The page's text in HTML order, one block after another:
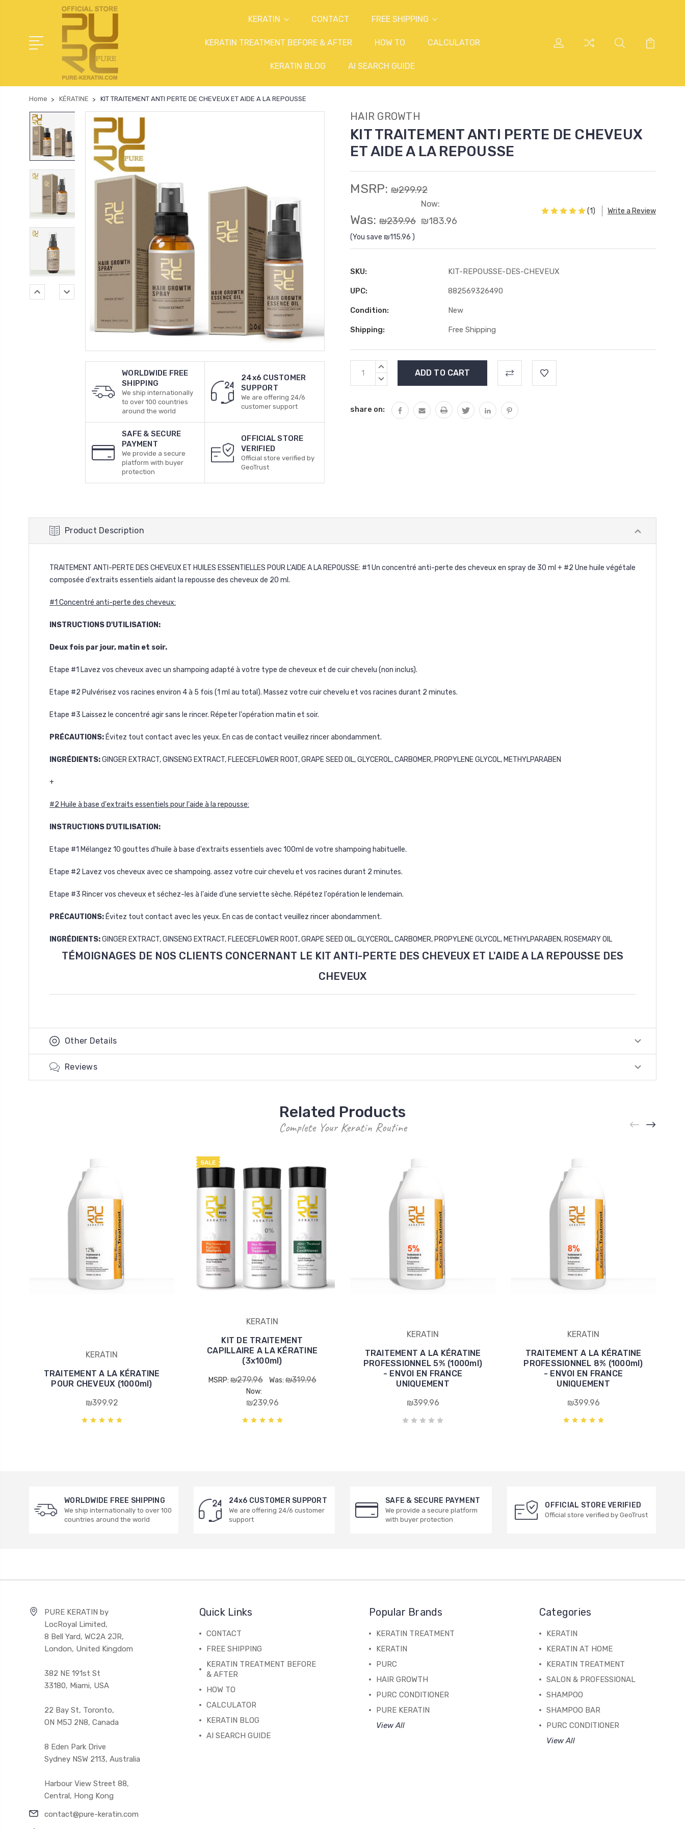
KERATIN CONTACT FREE SHIPPING
KERATIN TREATMENT BEFORE & AFTER HOW TO CALCULATOR
KERATIN BLOG AI SEARCH GUIDE
Home KÉRATINE KIT TRAITEMENT ANTI PERTE DE CHEVEUX ET AIDE A LA REPOUSSE
WORLDWIDE FREE
SHIPPING
We ship internationally
to over 100 countries
around the world
24x6 CUSTOMER
SUPPORT
We are offering 24/6
customer support
SAFE & SECURE
PAYMENT
We provide a secure
platform with buyer
protection
OFFICIAL STORE
VERIFIED
Official store verified by
GeoTrust
HAIR GROWTH
KIT TRAITEMENT ANTI PERTE DE CHEVEUX
ET AIDE A LA REPOUSSE
MSRP: ₪299.92
Was: ₪239.96
Now:
₪183.96
(You save ₪115.96 )
(1) Write a Review
SKU: KIT-REPOUSSE-DES-CHEVEUX
UPC: 882569326490
Condition: New
Shipping: Free Shipping
Current
Stock:
INCREASE
DECREASE
share on:
Product Description
TRAITEMENT ANTI-PERTE DES CHEVEUX ET HUILES ESSENTIELLES POUR L'AIDE A LA REPOUSSE: #1 Un concentré anti-perte des cheveux en spray de 30 ml + #2 Une huile végétale
composée d'extraits essentiels aidant la repousse des cheveux de 20 ml.
#1 Concentré anti-perte des cheveux:
INSTRUCTIONS D'UTILISATION:
Deux fois par jour, matin et soir.
Etape #1 Lavez vos cheveux avec un shampoing adapté à votre type de cheveux et de cuir chevelu (non inclus).
Etape #2 Pulvérisez vos racines environ 4 à 5 fois (1 ml au total). Massez votre cuir chevelu et vos racines durant 2 minutes.
Etape #3 Laissez le concentré agir sans le rincer. Répeter l'opération matin et soir.
PRÉCAUTIONS: Évitez tout contact avec les yeux. En cas de contact veuillez rincer abondamment.
INGRÉDIENTS:GINGER EXTRACT, GINSENG EXTRACT, FLEECEFLOWER ROOT, GRAPE SEED OIL, GLYCEROL, CARBOMER, PROPYLENE GLYCOL, METHYLPARABEN
+
#2 Huile à base d'extraits essentiels pour l'aide à la repousse:
INSTRUCTIONS D'UTILISATION:
Etape #1 Mélangez 10 gouttes d'huile à base d'extraits essentiels avec 100ml de votre shampoing habituelle.
Etape #2 Lavez vos cheveux avec ce shampoing. assez votre cuir chevelu et vos racines durant 2 minutes.
Etape #3 Rincer vos cheveux et séchez-les à l'aide d'une serviette sèche. Répétez l'opération le lendemain.
PRÉCAUTIONS: Évitez tout contact avec les yeux. En cas de contact veuillez rincer abondamment.
INGRÉDIENTS:GINGER EXTRACT, GINSENG EXTRACT, FLEECEFLOWER ROOT, GRAPE SEED OIL, GLYCEROL, CARBOMER, PROPYLENE GLYCOL, METHYLPARABEN, ROSEMARY OIL
TÉMOIGNAGES DE NOS CLIENTS CONCERNANT LE KIT ANTI-PERTE DES CHEVEUX ET L'AIDE A LA REPOUSSE DES
CHEVEUX
Other Details
Reviews
Related Products
Complete Your Keratin Routine
KERATIN
TRAITEMENT A LA KÉRATINE
POUR CHEVEUX (1000ml)
₪399.92
SALE
KERATIN
KIT DE TRAITEMENT
CAPILLAIRE A LA KÉRATINE
(3x100ml)
MSRP:₪279.96 Was:₪319.96
Now:
₪239.96
KERATIN
TRAITEMENT A LA KÉRATINE
PROFESSIONNEL 5% (1000ml)
- ENVOI EN FRANCE
UNIQUEMENT
₪399.96
KERATIN
TRAITEMENT A LA KÉRATINE
PROFESSIONNEL 8% (1000ml)
- ENVOI EN FRANCE
UNIQUEMENT
₪399.96
WORLDWIDE FREE SHIPPING
We ship internationally to over 100
countries around the world
24x6 CUSTOMER SUPPORT
We are offering 24/6 customer
support
SAFE & SECURE PAYMENT
We provide a secure platform
with buyer protection
OFFICIAL STORE VERIFIED
Official store verified by GeoTrust
PURE KERATIN by
LocRoyal Limited,
8 Bell Yard, WC2A 2JR,
London, United Kingdom
382 NE 191st St
33180, Miami, USA
22 Bay St, Toronto,
ON M5J 2N8, Canada
8 Eden Park Drive
Sydney NSW 2113, Australia
Harbour View Street 88,
Central, Hong Kong
contact@pure-keratin.com
Quick Links
CONTACT
FREE SHIPPING
KERATIN TREATMENT BEFORE
& AFTER
HOW TO
CALCULATOR
KERATIN BLOG
AI SEARCH GUIDE
Popular Brands
KERATIN TREATMENT
KERATIN
PURC
HAIR GROWTH
PURC CONDITIONER
PURE KERATIN
View All
Categories
KERATIN
KERATIN AT HOME
KERATIN TREATMENT
SALON & PROFESSIONAL
SHAMPOO
SHAMPOO BAR
PURC CONDITIONER
View All